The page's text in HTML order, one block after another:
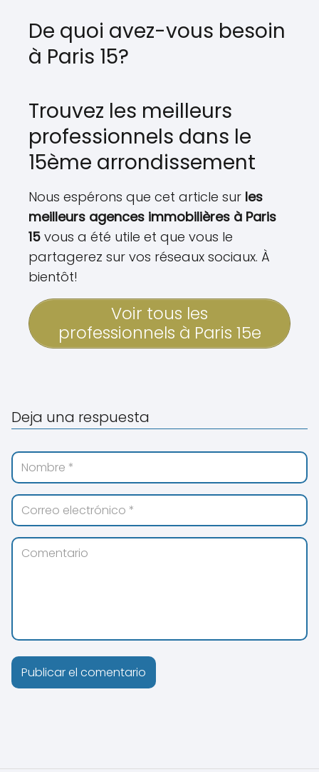
De quoi avez-vous besoin
à Paris 15?
Trouvez les meilleurs
professionnels dans le
15ème arrondissement
Nous espérons que cet article sur les
meilleurs agences immobilières à Paris
15 vous a été utile et que vous le
partagerez sur vos réseaux sociaux. À
bientôt!
Voir tous les
professionnels à Paris 15e
Deja una respuesta